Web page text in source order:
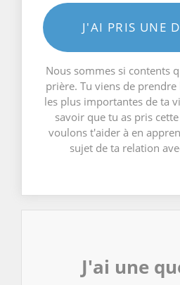
J'AI PRIS UNE
Nous sommes si contents
prière. Tu viens de
les plus importantes de ta
savoir que tu as pris
voulons t'aider à en
sujet de ta relation
J'ai une